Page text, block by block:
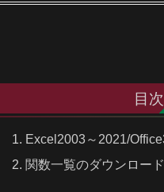
目次
Excel2003～2021/
関数一覧のダウンロード